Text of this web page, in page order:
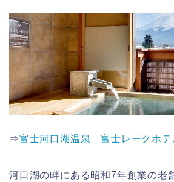
⇒富士河口湖温泉 富士レークホテ
河口湖の畔にある昭和7年創業の老